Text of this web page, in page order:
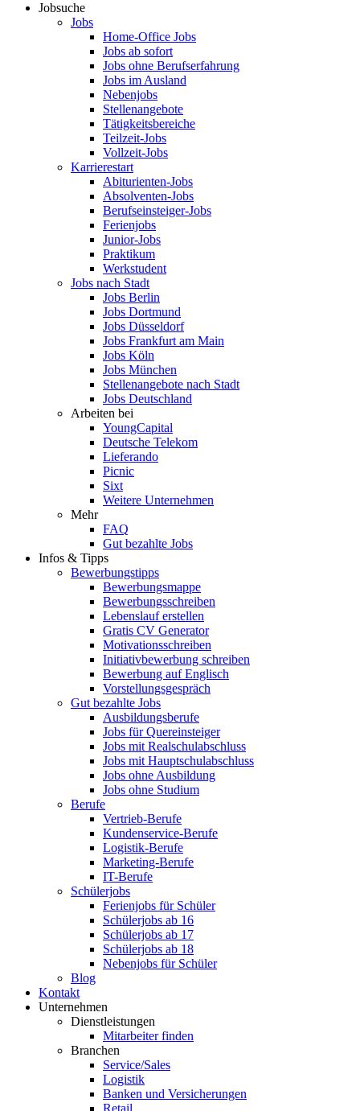
Jobsuche
Jobs
Home-Office Jobs
Jobs ab sofort
Jobs ohne Berufserfahrung
Jobs im Ausland
Nebenjobs
Stellenangebote
Tätigkeitsbereiche
Teilzeit-Jobs
Vollzeit-Jobs
Karrierestart
Abiturienten-Jobs
Absolventen-Jobs
Berufseinsteiger-Jobs
Ferienjobs
Junior-Jobs
Praktikum
Werkstudent
Jobs nach Stadt
Jobs Berlin
Jobs Dortmund
Jobs Düsseldorf
Jobs Frankfurt am Main
Jobs Köln
Jobs München
Stellenangebote nach Stadt
Jobs Deutschland
Arbeiten bei
YoungCapital
Deutsche Telekom
Lieferando
Picnic
Sixt
Weitere Unternehmen
Mehr
FAQ
Gut bezahlte Jobs
Infos & Tipps
Bewerbungstipps
Bewerbungsmappe
Bewerbungsschreiben
Lebenslauf erstellen
Gratis CV Generator
Motivationsschreiben
Initiativbewerbung schreiben
Bewerbung auf Englisch
Vorstellungsgespräch
Gut bezahlte Jobs
Ausbildungsberufe
Jobs für Quereinsteiger
Jobs mit Realschulabschluss
Jobs mit Hauptschulabschluss
Jobs ohne Ausbildung
Jobs ohne Studium
Berufe
Vertrieb-Berufe
Kundenservice-Berufe
Logistik-Berufe
Marketing-Berufe
IT-Berufe
Schülerjobs
Ferienjobs für Schüler
Schülerjobs ab 16
Schülerjobs ab 17
Schülerjobs ab 18
Nebenjobs für Schüler
Blog
Kontakt
Unternehmen
Dienstleistungen
Mitarbeiter finden
Branchen
Service/Sales
Logistik
Banken und Versicherungen
Retail